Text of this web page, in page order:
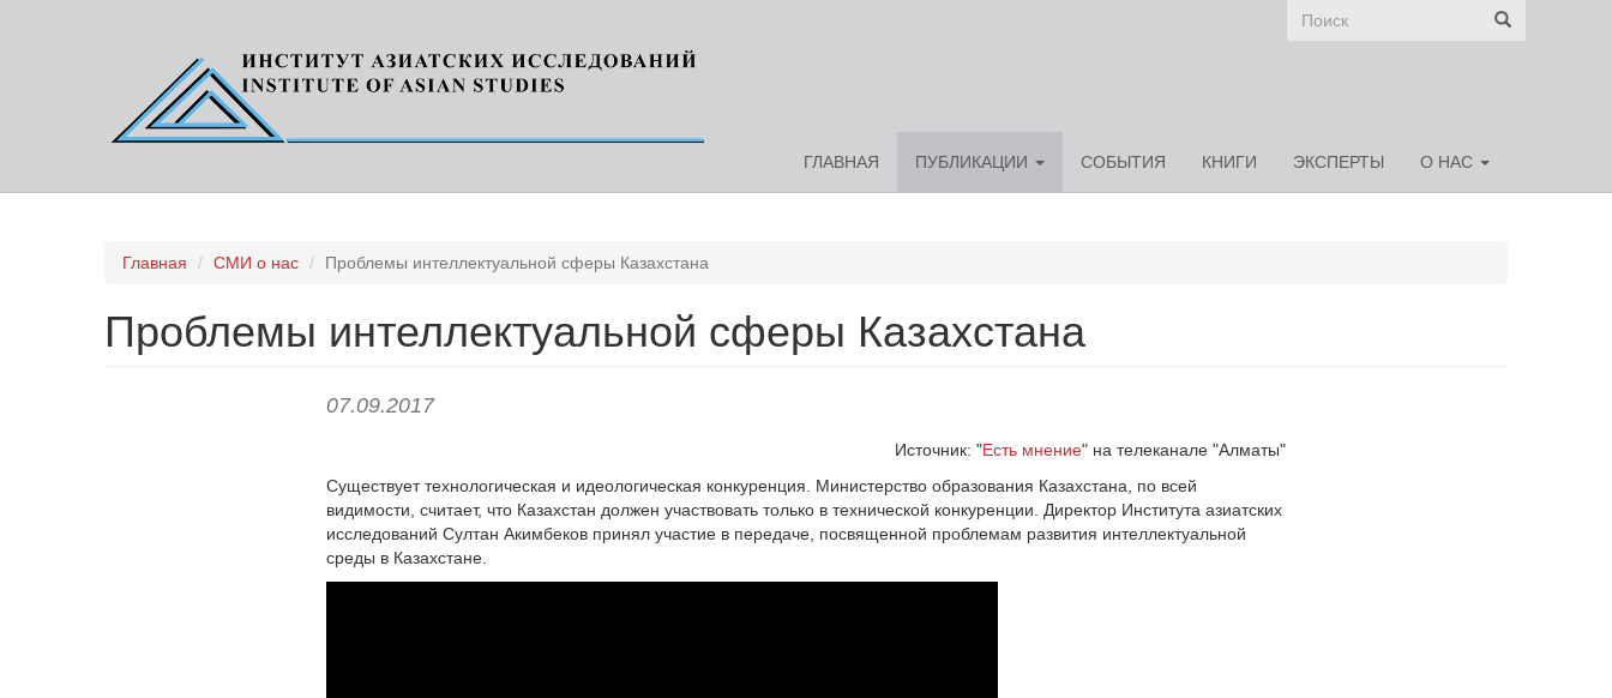
Форма
ГЛАВНАЯ ПУБЛИКАЦИИ СОБЫТИЯ КНИГИ ЭКСПЕРТЫ О НАС
Главная СМИ о нас Проблемы интеллектуальной сферы Казахстана
Проблемы интеллектуальной сферы Казахстана
07.09.2017
Источник: "Есть мнение" на телеканале "Алматы"
Существует технологическая и идеологическая конкуренция. Министерство образования Казахстана, по всей
видимости, считает, что Казахстан должен участвовать только в технической конкуренции. Директор Института азиатских
исследований Султан Акимбеков принял участие в передаче, посвященной проблемам развития интеллектуальной
среды в Казахстане.